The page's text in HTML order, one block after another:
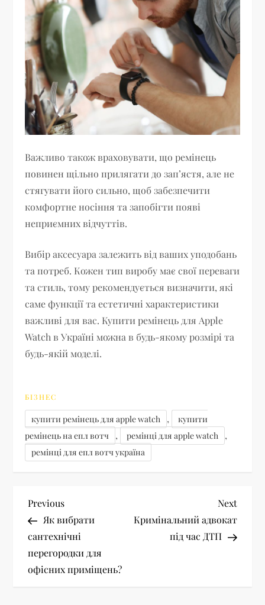
Важливо також враховувати, що ремінець
повинен щільно прилягати до зап’ястя, але не
стягувати його сильно, щоб забезпечити
комфортне носіння та запобігти появі
неприємних відчуттів.
Вибір аксесуара залежить від ваших уподобань
та потреб. Кожен тип виробу має свої переваги
та стиль, тому рекомендується визначити, які
саме функції та естетичні характеристики
важливі для вас. Купити ремінець для Apple
Watch в Україні можна в будь-якому розмірі та
будь-якій моделі.
БІЗНЕС
купити ремінець для apple watch ,
купити
ремінець на епл вотч
, ремінці для apple watch ,
ремінці для епл вотч україна
Н
а
в
Previous
Post
Previous
Як вибрати
сантехнічні
перегородки для
офісних приміщень?
Next
Post
Next
Кримінальний адвокат
під час ДТП